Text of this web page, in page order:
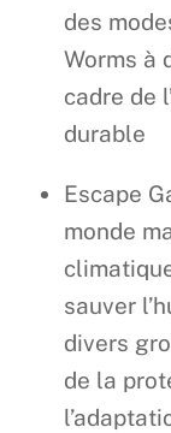
des
Worms à
cadre de
durable
Escape
monde
sauver
divers
de la